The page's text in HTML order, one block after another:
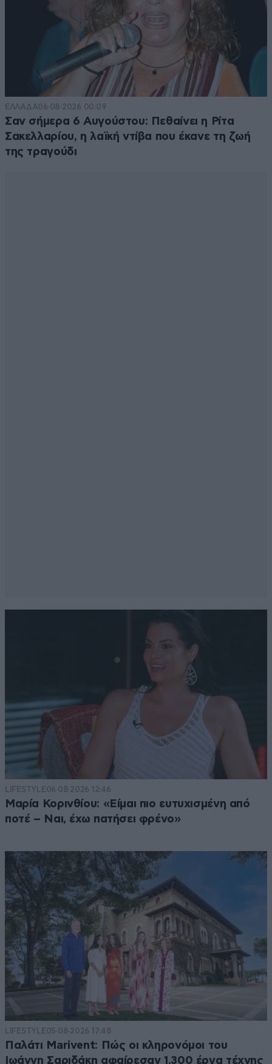
ΕΛΛΑΔΑ06·08·2026 00:09
Σαν σήμερα 6 Αυγούστου: Πεθαίνει η Ρίτα
Σακελλαρίου, η λαϊκή ντίβα που έκανε τη ζωή
της τραγούδι
LIFESTYLE06·08·2026 12:46
Μαρία Κορινθίου: «Είμαι πιο ευτυχισμένη από
ποτέ – Ναι, έχω πατήσει φρένο»
LIFESTYLE05·08·2026 17:48
Παλάτι Marivent: Πώς οι κληρονόμοι του
Ιωάννη Σαριδάκη αφαίρεσαν 1.300 έργα τέχνης